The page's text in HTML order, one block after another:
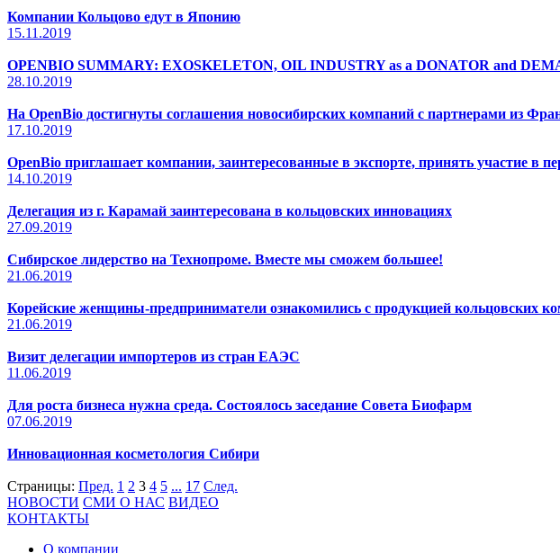
Компании Кольцово едут в Японию
15.11.2019
OPENBIO SUMMARY: EXOSKELETON, OIL INDUSTRY as a DONATOR and
28.10.2019
На OpenBio достигнуты соглашения новосибирских компаний с партнерами из
17.10.2019
OpenBio приглашает компании, заинтересованные в экспорте, принять участие в
14.10.2019
Делегация из г. Карамай заинтересована в кольцовских инновациях
27.09.2019
Сибирское лидерство на Технопроме. Вместе мы сможем большее!
21.06.2019
Корейские женщины-предприниматели ознакомились с продукцией кольцовских
21.06.2019
Визит делегации импортеров из стран ЕАЭС
11.06.2019
Для роста бизнеса нужна среда. Состоялось заседание Совета Биофарм
07.06.2019
Инновационная косметология Сибири
Страницы: Пред. 1 2 3 4 5 ... 17 След.
НОВОСТИ СМИ О НАС ВИДЕО
КОНТАКТЫ
О компании